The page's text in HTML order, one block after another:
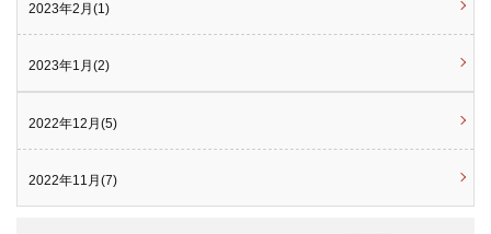
2023年2月(1)
2023年1月(2)
2022年12月(5)
2022年11月(7)